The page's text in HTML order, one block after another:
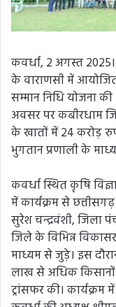
कवर्धा, 2 अगस्त 2025।
के वाराणसी में आयोजित
सम्मान निधि योजना
अवसर पर कबीरधाम
के खातों में 24 करोड़
भुगतान प्रणाली के
कवर्धा स्थित कृषि
में कार्यक्रम से
सुरेश चन्द्रवंशी, जिला
जिले के विभिन्न
माध्यम से जुड़े। इस
लाख से अधिक
ट्रांसफर की।